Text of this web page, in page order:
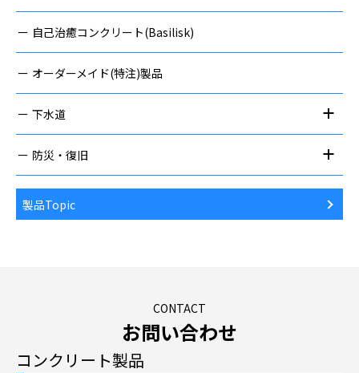
自己治癒コンクリート(Basilisk)
オーダーメイド(特注)製品
下水道
防災・復旧
製品Topic
CONTACT
お問い合わせ
コンクリート製品